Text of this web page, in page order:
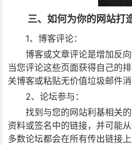
三、如何为你的网站打
1、博客评论：
博客或文章评论是增加反
当您评论这些页面获得自己的
关博客或粘贴无价值垃圾邮件消
2、论坛参与：
找到与您的网站利基相关
资料或签名中的链接，并可能
多数论坛都会在所有传出链接